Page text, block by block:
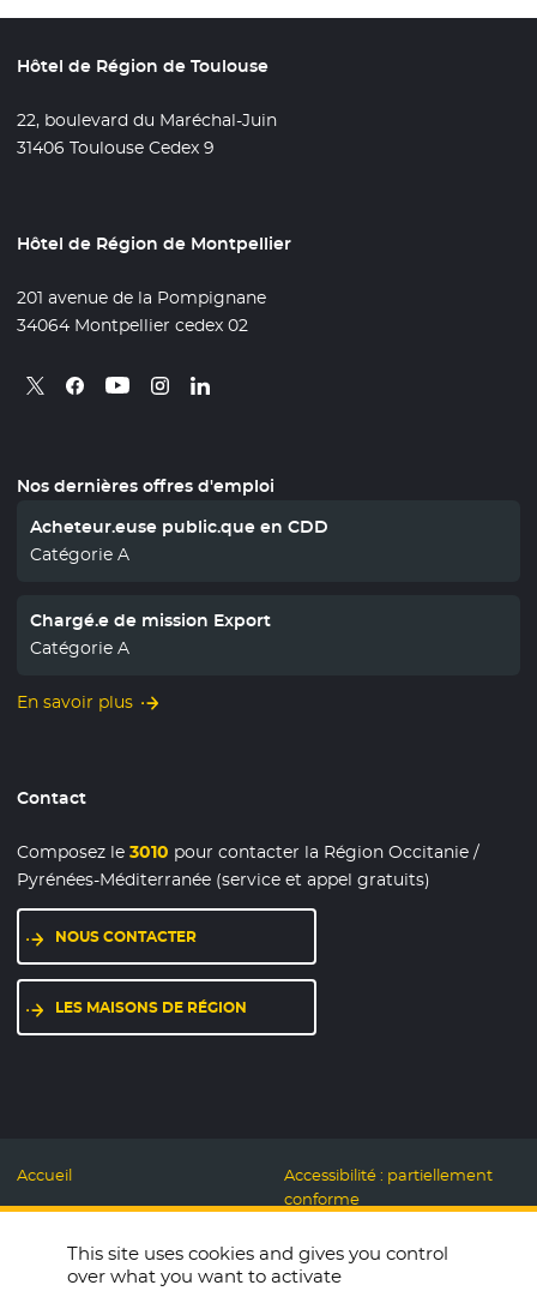
Hôtel de Région de Toulouse
22, boulevard du Maréchal-Juin
31406 Toulouse Cedex 9
Hôtel de Région de Montpellier
201 avenue de la Pompignane
34064 Montpellier cedex 02
Retrouvez nous sur X
- Nouvelle fenêtre
Retrouvez nous sur Facebook
- Nouvelle fenêtre
Retrouvez nous sur Youtube
- Nouvelle fenêtre
Retrouvez nous sur Instagram
- Nouvelle fenêtre
Retrouvez nous sur Linkedin
- Nouvelle fenêtre
Nos dernières offres d'emploi
Acheteur.euse public.que en CDD
Catégorie A
Chargé.e de mission Export
Catégorie A
En savoir plus
Contact
Composez le3010 pour contacter la Région Occitanie /
Pyrénées-Méditerranée (service et appel gratuits)
NOUS CONTACTER
LES MAISONS DE RÉGION
Accueil
Mentions légales
Données personnelles et
Cookies
Accessibilité : partiellement
conforme
Responsable
This site uses cookies and gives you control
over what you want to activate